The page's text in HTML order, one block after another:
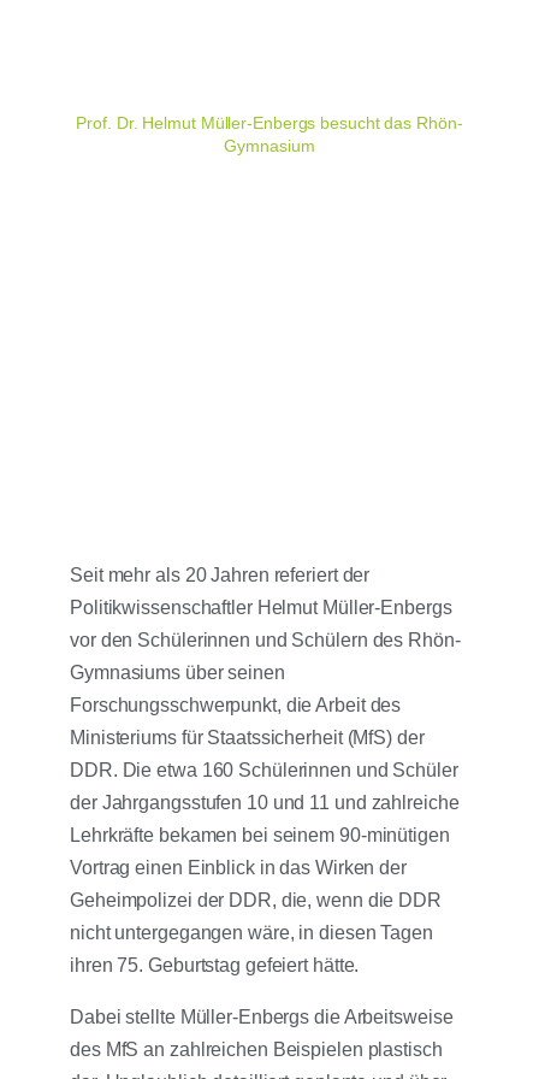
Prof. Dr. Helmut Müller-Enbergs besucht das Rhön-
Gymnasium
Seit mehr als 20 Jahren referiert der
Politikwissenschaftler Helmut Müller-Enbergs
vor den Schülerinnen und Schülern des Rhön-
Gymnasiums über seinen
Forschungsschwerpunkt, die Arbeit des
Ministeriums für Staatssicherheit (MfS) der
DDR. Die etwa 160 Schülerinnen und Schüler
der Jahrgangsstufen 10 und 11 und zahlreiche
Lehrkräfte bekamen bei seinem 90-minütigen
Vortrag einen Einblick in das Wirken der
Geheimpolizei der DDR, die, wenn die DDR
nicht untergegangen wäre, in diesen Tagen
ihren 75. Geburtstag gefeiert hätte.
Dabei stellte Müller-Enbergs die Arbeitsweise
des MfS an zahlreichen Beispielen plastisch